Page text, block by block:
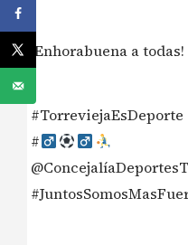
¡Enhorabuena a todas!
#TorreviejaEsDeporte
#‍